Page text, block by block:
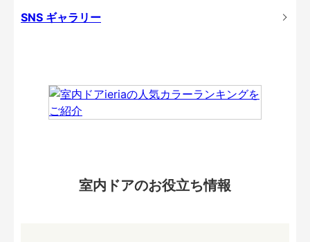
SNS ギャラリー
室内ドアのお役立ち情報